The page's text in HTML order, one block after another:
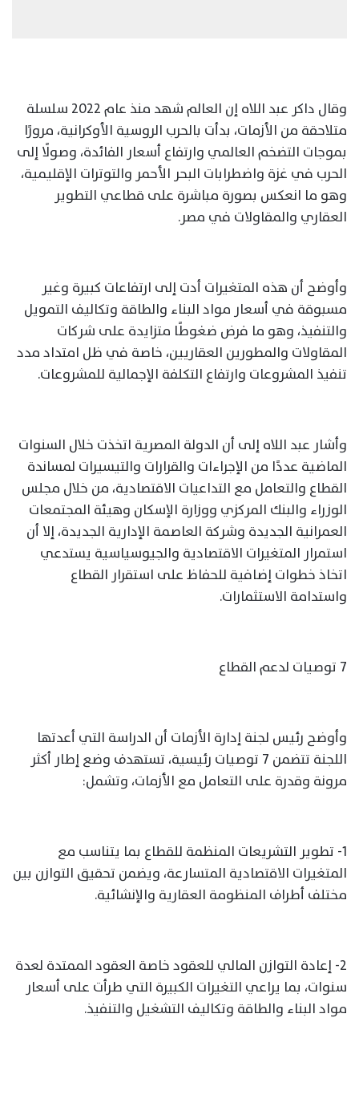
وقال داكر عبد اللاه إن العالم شهد منذ عام 2022 سلسلة
متلاحقة من الأزمات، بدأت بالحرب الروسية الأوكرانية، مرورًا
بموجات التضخم العالمي وارتفاع أسعار الفائدة، وصولًا إلى
الحرب في غزة واضطرابات البحر الأحمر والتوترات الإقليمية،
وهو ما انعكس بصورة مباشرة على قطاعي التطوير
العقاري والمقاولات في مصر.
وأوضح أن هذه المتغيرات أدت إلى ارتفاعات كبيرة وغير
مسبوقة في أسعار مواد البناء والطاقة وتكاليف التمويل
والتنفيذ، وهو ما فرض ضغوطًا متزايدة على شركات
المقاولات والمطورين العقاريين، خاصة في ظل امتداد مدد
تنفيذ المشروعات وارتفاع التكلفة الإجمالية للمشروعات.
وأشار عبد اللاه إلى أن الدولة المصرية اتخذت خلال السنوات
الماضية عددًا من الإجراءات والقرارات والتيسيرات لمساندة
القطاع والتعامل مع التداعيات الاقتصادية، من خلال مجلس
الوزراء والبنك المركزي ووزارة الإسكان وهيئة المجتمعات
العمرانية الجديدة وشركة العاصمة الإدارية الجديدة، إلا أن
استمرار المتغيرات الاقتصادية والجيوسياسية يستدعي
اتخاذ خطوات إضافية للحفاظ على استقرار القطاع
واستدامة الاستثمارات.
7 توصيات لدعم القطاع
وأوضح رئيس لجنة إدارة الأزمات أن الدراسة التي أعدتها
اللجنة تتضمن 7 توصيات رئيسية، تستهدف وضع إطار أكثر
مرونة وقدرة على التعامل مع الأزمات، وتشمل:
1- تطوير التشريعات المنظمة للقطاع بما يتناسب مع
المتغيرات الاقتصادية المتسارعة، ويضمن تحقيق التوازن بين
مختلف أطراف المنظومة العقارية والإنشائية.
2- إعادة التوازن المالي للعقود خاصة العقود الممتدة لعدة
سنوات، بما يراعي التغيرات الكبيرة التي طرأت على أسعار
مواد البناء والطاقة وتكاليف التشغيل والتنفيذ.